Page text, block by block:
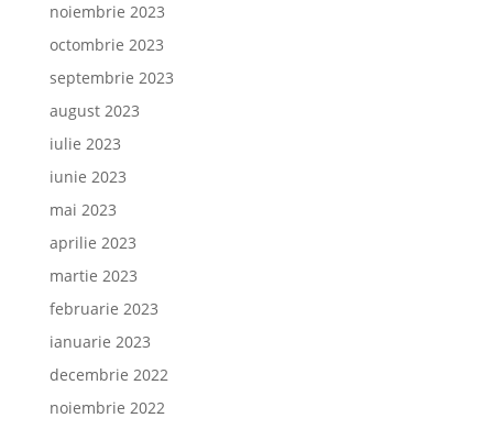
noiembrie 2023
octombrie 2023
septembrie 2023
august 2023
iulie 2023
iunie 2023
mai 2023
aprilie 2023
martie 2023
februarie 2023
ianuarie 2023
decembrie 2022
noiembrie 2022